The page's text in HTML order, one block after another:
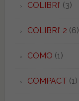
COLIBRI' (3)
COLIBRI' 2 (6)
COMO (1)
COMPACT (1)